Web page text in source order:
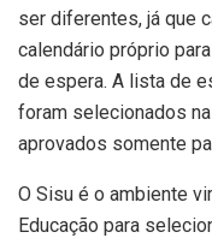
ser diferentes, já que
calendário próprio
de espera. A lista de
foram selecionados
aprovados somente
O Sisu é o ambiente
Educação para